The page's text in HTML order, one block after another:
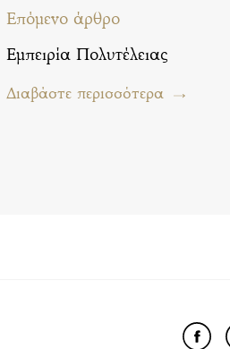
Επόμενο άρθρο
Εμπειρία Πολυτέλειας
Διαβάστε περισσότερα